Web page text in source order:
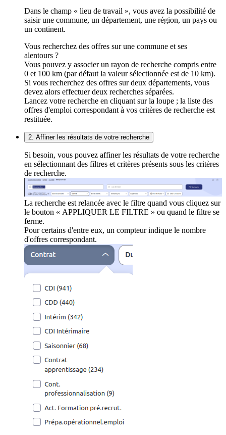
Dans le champ « lieu de travail », vous avez la possibilité de
saisir une commune, un département, une région, un pays ou
un continent.
Vous recherchez des offres sur une commune et ses
alentours ?
Vous pouvez y associer un rayon de recherche compris entre
0 et 100 km (par défaut la valeur sélectionnée est de 10 km).
Si vous recherchez des offres sur deux départements, vous
devez alors effectuer deux recherches séparées.
Lancez votre recherche en cliquant sur la loupe ; la liste des
offres d'emploi correspondant à vos critères de recherche est
restituée.
2. Affiner les résultats de votre recherche
Si besoin, vous pouvez affiner les résultats de votre recherche
en sélectionnant des filtres et critères présents sous les critères
de recherche.
La recherche est relancée avec le filtre quand vous cliquez sur
le bouton « APPLIQUER LE FILTRE » ou quand le filtre se
ferme.
Pour certains d'entre eux, un compteur indique le nombre
d'offres correspondant.